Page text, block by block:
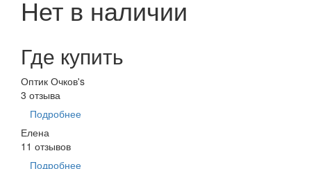
Нет в наличии
Где купить
Оптик Очков's
3 отзыва
Подробнее
Елена
11 отзывов
Подробнее